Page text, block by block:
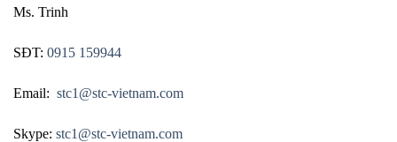
Ms. Trinh
SĐT: 0915 159944
Email: stc1@stc-vietnam.com
Skype: stc1@stc-vietnam.com